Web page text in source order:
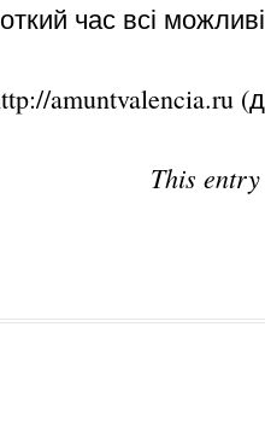
час всі
amuntvalencia.ru
This